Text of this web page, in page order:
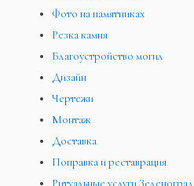
Фото на памятниках
Резка камня
Благоустройство могил
Дизайн
Чертежи
Монтаж
Доставка
Поправка и реставрация
Ритуальные услуги Зеленоград